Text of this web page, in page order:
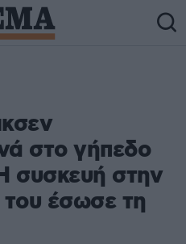
στο γήπεδο
συσκευή στην
έσωσε τη